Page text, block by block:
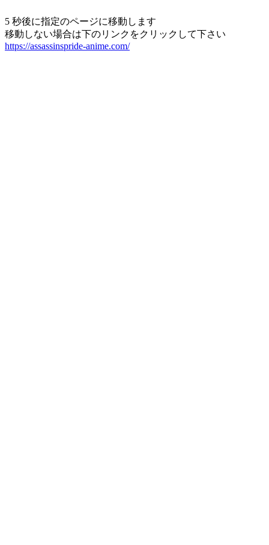
5 秒後に指定のページに移動します
移動しない場合は下のリンクをクリックして下さい
https://assassinspride-anime.com/